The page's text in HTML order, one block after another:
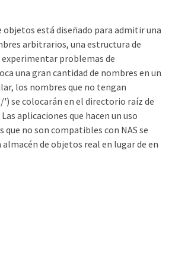
objetos está diseñado para admitir una
arbitrarios, una estructura de
problemas de
una gran cantidad de nombres en un
los nombres que no tengan
se colocarán en el directorio raíz de
aplicaciones que hacen un uso
que no son compatibles con NAS se
de objetos real en lugar de en